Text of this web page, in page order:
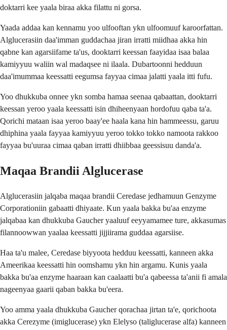
doktarri kee yaala biraa akka filattu ni gorsa.
Yaada addaa kan kennamu yoo ulfooftan ykn ulfoomuuf karoorfattan.
Alglucerasiin daa'imman guddachaa jiran irratti miidhaa akka hin
qabne kan agarsiifame ta'us, dooktarri keessan faayidaa isaa balaa
kamiyyuu waliin wal madaqsee ni ilaala. Dubartoonni hedduun
daa'imummaa keessatti eegumsa fayyaa cimaa jalatti yaala itti fufu.
Yoo dhukkuba onnee ykn somba hamaa seenaa qabaattan, dooktarri
keessan yeroo yaala keessatti isin dhiheenyaan hordofuu qaba ta'a.
Qorichi mataan isaa yeroo baay'ee haala kana hin hammeessu, garuu
dhiphina yaala fayyaa kamiyyuu yeroo tokko tokko namoota rakkoo
fayyaa bu'uuraa cimaa qaban irratti dhiibbaa geessisuu danda'a.
Maqaa Brandii Alglucerase
Alglucerasiin jalqaba maqaa brandii Ceredase jedhamuun Genzyme
Corporationiin gabaatti dhiyaate. Kun yaala bakka bu'aa enzyme
jalqabaa kan dhukkuba Gaucher yaaluuf eeyyamamee ture, akkasumas
filannoowwan yaalaa keessatti jijjiirama guddaa agarsiise.
Haa ta'u malee, Ceredase biyyoota hedduu keessatti, kanneen akka
Ameerikaa keessatti hin oomshamu ykn hin argamu. Kunis yaala
bakka bu'aa enzyme haaraan kan caalaatti bu'a qabeessa ta'anii fi amala
nageenyaa gaarii qaban bakka bu'eera.
Yoo amma yaala dhukkuba Gaucher qorachaa jirtan ta'e, qorichoota
akka Cerezyme (imiglucerase) ykn Elelyso (taliglucerase alfa) kanneen